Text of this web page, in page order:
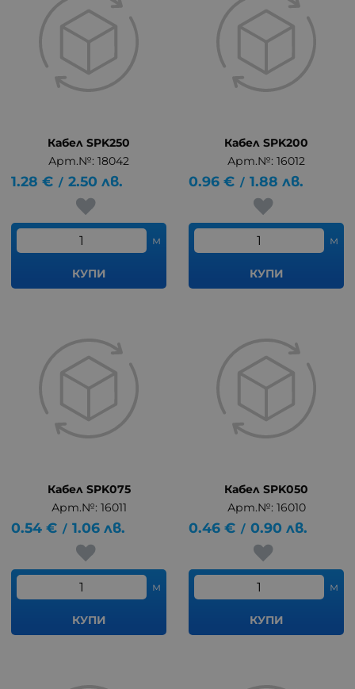
Кабел SPK250
Арт.№: 18042
1.28 € / 2.50 лв.
м
КУПИ
Кабел SPK200
Арт.№: 16012
0.96 € / 1.88 лв.
м
КУПИ
Кабел SPK075
Арт.№: 16011
0.54 € / 1.06 лв.
м
КУПИ
Кабел SPK050
Арт.№: 16010
0.46 € / 0.90 лв.
м
КУПИ